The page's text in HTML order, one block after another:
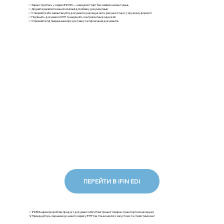
✅ Зареєструйтесь у сервісі iFin EDI — швидкий старт без зайвих налаштувань
✅ Додайте реквізити вашої компанії для обміну документами
✅ Створюйте або завантажуйте документи (накладні, акти, рахунки тощо) у зручному форматі
✅ Підпишіть документи КЕП та надішліть контрагентам в один клік
✅ Отримайте підтвердження про доставку та підписання документів
ПЕРЕЙТИ В IFIN EDI
✅ iFinEDI наразі розробляє продукт документообігу Електронної товарно-транспортної накладної.
💡Приєднуйтесь першими до нового сервісу ЕТТН: як тільки ми його запустимо та сповістимо вас!